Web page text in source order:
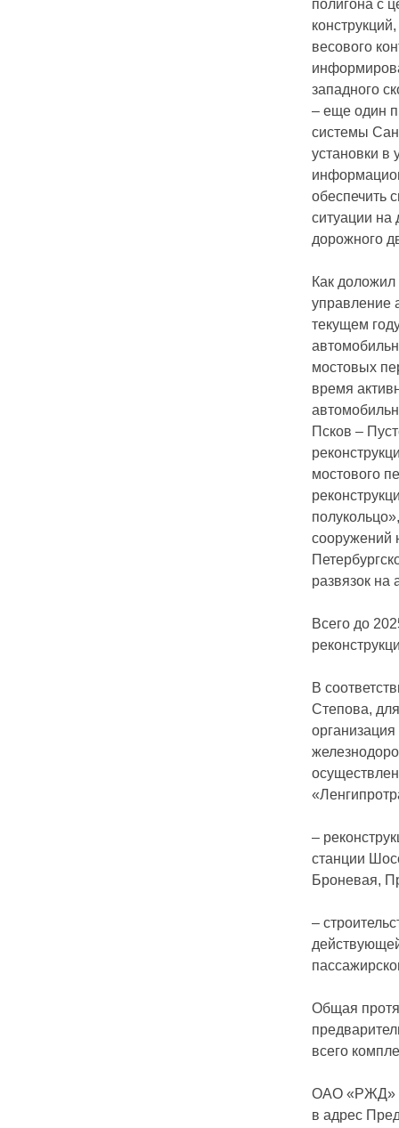
полигона с
весового
западного
– еще один
системы
установки в
обеспечить
ситуации на
дорожного
Как
управление
текущем
мостовых
время
Псков –
мостового
сооружений
развязок на
Всего до
В
Степова,
–
станции
Броневая,
–
Общая
всего
ОАО «РЖД»
в адрес